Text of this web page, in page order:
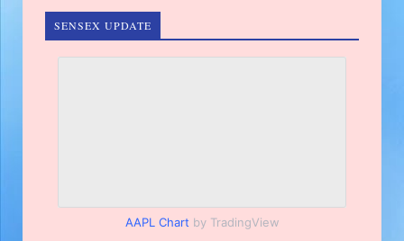
SENSEX UPDATE
AAPL Chart by TradingView